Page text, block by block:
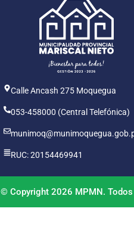
Calle Ancash 275 Moquegua
053-458000 (Central Telefónica)
RUC: 20154469941
© Copyright 2026 MPMN.